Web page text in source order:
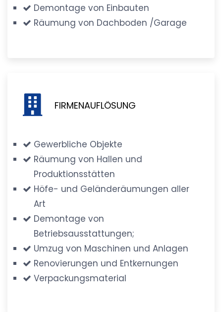
Demontage von Einbauten
Räumung von Dachboden /Garage
FIRMENAUFLÖSUNG
Gewerbliche Objekte
Räumung von Hallen und
Produktionsstätten
Höfe- und Geländeräumungen aller
Art
Demontage von
Betriebsausstattungen;
Umzug von Maschinen und Anlagen
Renovierungen und Entkernungen
Verpackungsmaterial